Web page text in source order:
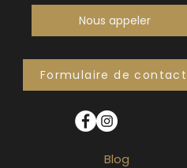
Nous appeler
Formulaire de contact
Blog